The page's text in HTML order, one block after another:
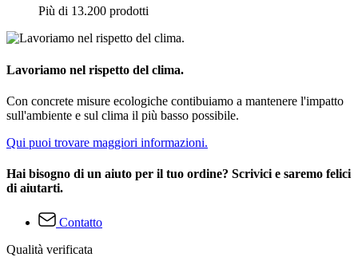
Più di 13.200 prodotti
Lavoriamo nel rispetto del clima.
Con concrete misure ecologiche contibuiamo a mantenere l'impatto
sull'ambiente e sul clima il più basso possibile.
Qui puoi trovare maggiori informazioni.
Hai bisogno di un aiuto per il tuo ordine? Scrivici e saremo felici
di aiutarti.
Contatto
Qualità verificata